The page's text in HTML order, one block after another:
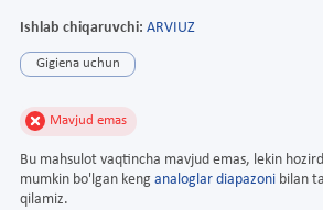
Ishlab chiqaruvchi: ARVIUZ
Gigiena uchun
Mavjud emas
Bu mahsulot vaqtincha mavjud emas, lekin
mumkin bo'lgan keng analoglar diapazoni bilan
qilamiz.